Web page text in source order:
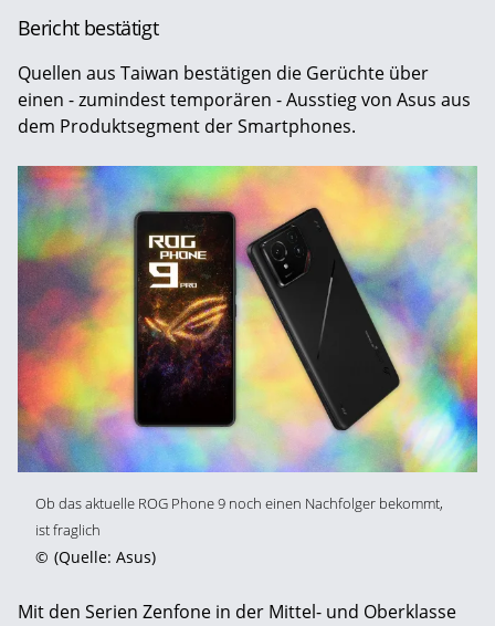
Bericht bestätigt
Quellen aus Taiwan bestätigen die Gerüchte über
einen - zumindest temporären - Ausstieg von Asus aus
dem Produktsegment der Smartphones.
Ob das aktuelle ROG Phone 9 noch einen Nachfolger bekommt,
ist fraglich
© (Quelle: Asus)
Mit den Serien Zenfone in der Mittel- und Oberklasse